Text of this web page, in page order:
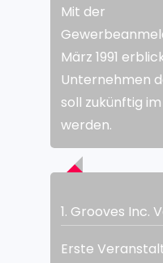
Mit der
März 1991
Unternehmen
soll zukünftig
werden.
1. Grooves Inc.
Erste